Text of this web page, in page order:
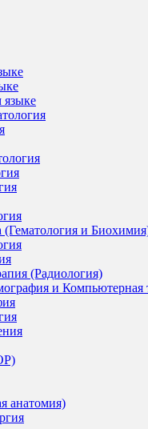
языке
(Гематология и
(Радиология)
и
анатомия)